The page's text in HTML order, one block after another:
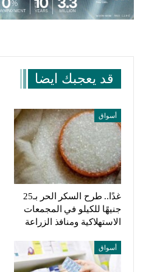
قد يعجبك ايضا
أسواق
غدًا.. طرح السكر الحر بـ25
جنيهًا للكيلو في المجمعات
الاستهلاكية ومنافذ الزراعة
أسواق